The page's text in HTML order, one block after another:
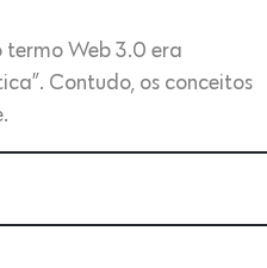
termo Web 3.0 era
Contudo, os conceitos